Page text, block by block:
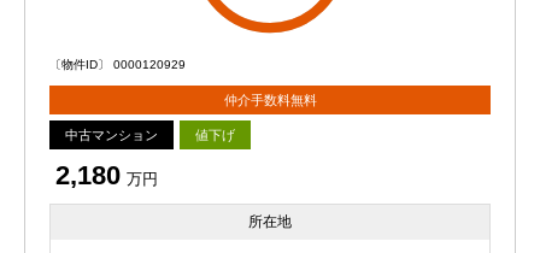
〔物件ID〕 0000120929
仲介手数料無料
中古マンション 値下げ
2,180 万円
所在地